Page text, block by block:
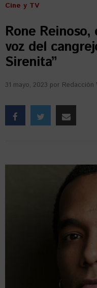
Cine y TV
Rone
voz del
Sirenita”
31 mayo, 2023 por Redacción